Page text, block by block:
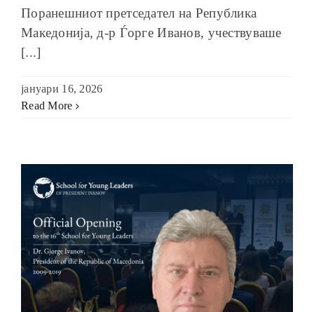
Поранешниот претседател на Република
Македонија, д-р Ѓорге Иванов, учествуваше
[...]
јануари 16, 2026
Read More